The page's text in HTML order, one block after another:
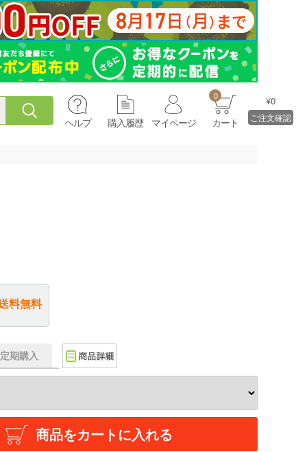
ヘルプ 購入履歴 マイページ
0
カート
¥0
ご注文確認
料無料
期購入
商品をカートに入れる